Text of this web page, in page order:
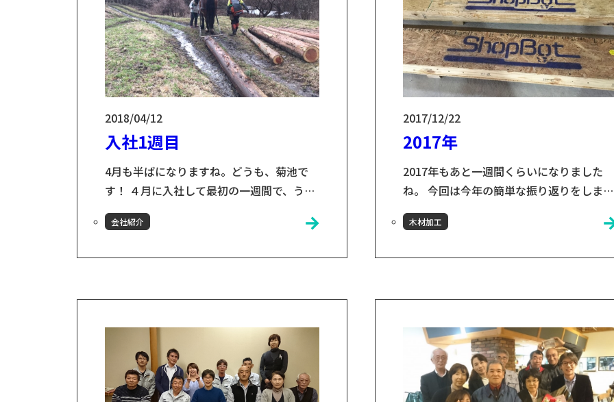
と、まず、カーソン...
2018/04/12
入社1週目
4月も半ばになりますね。どうも、菊池で
す！ ４月に入社して最初の一週間で、うれ
しいことにいろいろと見学させてもらいま
した！ 最初に行ったのは、小友木材店の山
感じて大変さがわかった気がします。伐採
されてない上のほうまで登ってみました
が、疲労感すごかったです(;'∀') 次に、遠
野木工団地...
会社紹介
2017/12/22
2017年
2017年もあと一週間くらいになりました
ね。 今回は今年の簡単な振り返りをしま
す！ 2017年はいろいろな経験をさせても
い、そして小友木材店に内定をいただきま
ことから、すべては始まりました。
ShopBotを導入してから、いろいろな製作
にお手伝いさせていただきました。 INA...
木材加工